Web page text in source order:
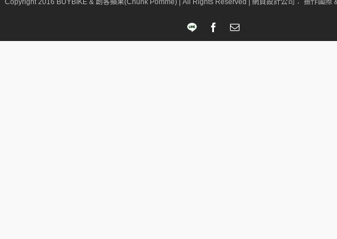
LINE FacebookEmail: